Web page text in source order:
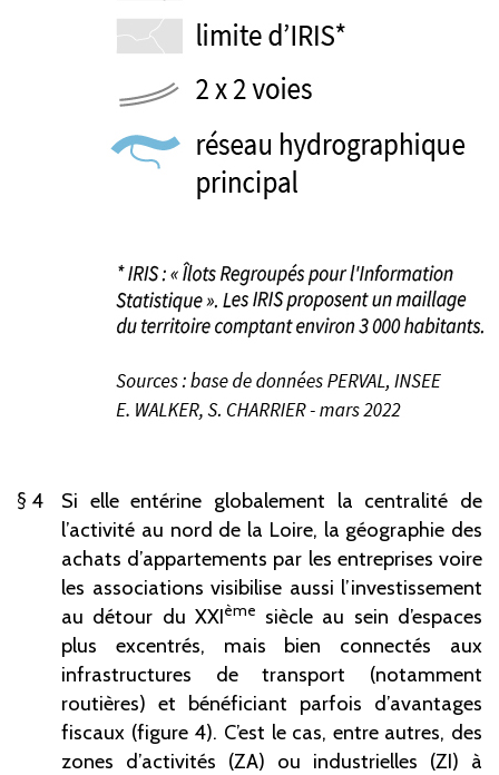
4
Si elle entérine globalement la centralité de
l’activité au nord de la Loire, la géographie des
achats d’appartements par les entreprises voire
les associations visibilise aussi l’investissement
au détour du XXIème siècle au sein d’espaces
plus excentrés, mais bien connectés aux
infrastructures de transport (notamment
routières) et bénéficiant parfois d’avantages
fiscaux (figure 4). C’est le cas, entre autres, des
zones d’activités (ZA) ou industrielles (ZI) à